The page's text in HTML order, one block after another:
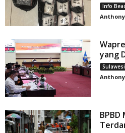
Info
yang
Sulawesi